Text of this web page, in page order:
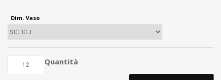
Dim. Vaso
Quantità